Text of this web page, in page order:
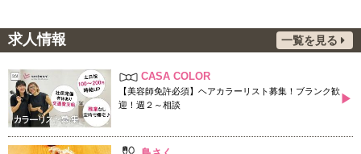
求人情報 一覧を見る
CASA COLOR
【美容師免許必須】ヘアカラーリスト募集！ブランク歓
迎！週２～相談
▶